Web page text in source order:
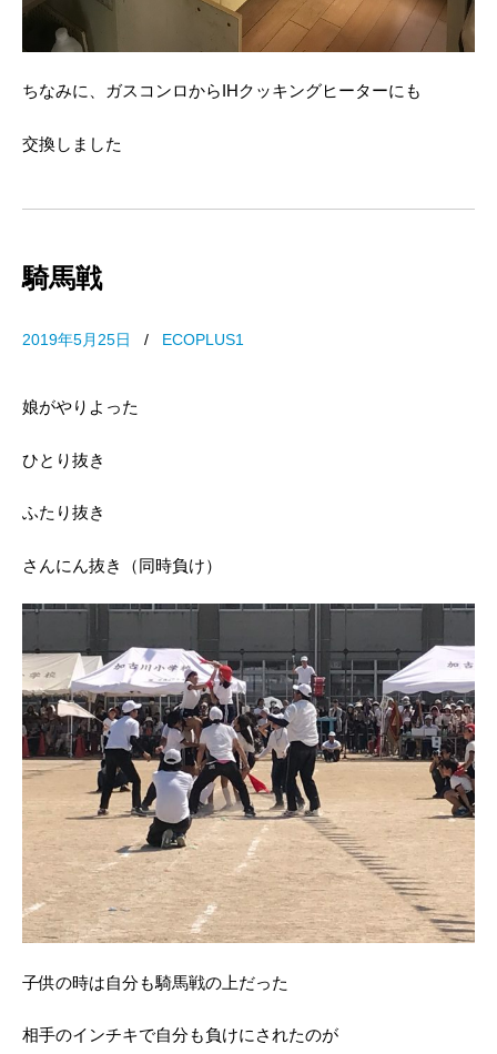
ちなみに、ガスコンロからIHクッキングヒーターにも
交換しました
騎馬戦
2019年5月25日 / ECOPLUS1
娘がやりよった
ひとり抜き
ふたり抜き
さんにん抜き（同時負け）
子供の時は自分も騎馬戦の上だった
相手のインチキで自分も負けにされたのが